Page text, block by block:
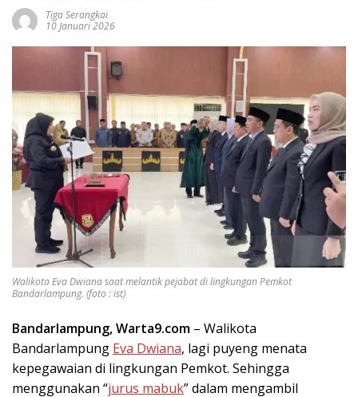
Tiga Serangkai
10 Januari 2026
Walikota Eva Dwiana saat melantik pejabat di lingkungan Pemkot
Bandarlampung. (foto : ist)
Bandarlampung, Warta9.com – Walikota
Bandarlampung Eva Dwiana, lagi puyeng menata
kepegawaian di lingkungan Pemkot. Sehingga
menggunakan “jurus mabuk” dalam mengambil